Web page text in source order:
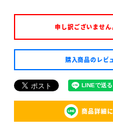
申し訳ございません
購入商品のレビ
商品詳細